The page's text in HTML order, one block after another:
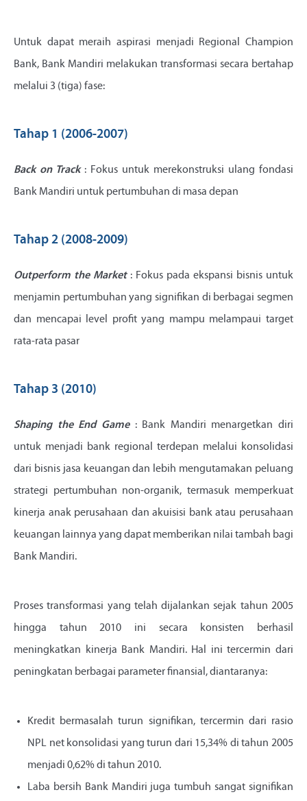
Untuk dapat meraih aspirasi menjadi Regional Champion
Bank, Bank Mandiri melakukan transformasi secara bertahap
melalui 3 (tiga) fase:
Tahap 1 (2006-2007)
Back on Track: Fokus untuk merekonstruksi ulang fondasi
Bank Mandiri untuk pertumbuhan di masa depan
Tahap 2 (2008-2009)
Outperform the Market: Fokus pada ekspansi bisnis untuk
menjamin pertumbuhan yang signifikan di berbagai segmen
dan mencapai level profit yang mampu melampaui target
rata-rata pasar
Tahap 3 (2010)
Shaping the End Game: Bank Mandiri menargetkan diri
untuk menjadi bank regional terdepan melalui konsolidasi
dari bisnis jasa keuangan dan lebih mengutamakan peluang
strategi pertumbuhan non-organik, termasuk memperkuat
kinerja anak perusahaan dan akuisisi bank atau perusahaan
keuangan lainnya yang dapat memberikan nilai tambah bagi
Bank Mandiri.
Proses transformasi yang telah dijalankan sejak tahun 2005
hingga tahun 2010 ini secara konsisten berhasil
meningkatkan kinerja Bank Mandiri. Hal ini tercermin dari
peningkatan berbagai parameter finansial, diantaranya:
Kredit bermasalah turun signifikan, tercermin dari rasio
NPL net konsolidasi yang turun dari 15,34% di tahun 2005
menjadi 0,62% di tahun 2010.
Laba bersih Bank Mandiri juga tumbuh sangat signifikan